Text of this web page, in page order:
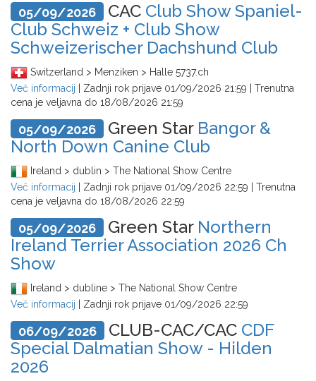
05/09/2026 CAC Club Show Spaniel-
Club Schweiz + Club Show
Schweizerischer Dachshund Club
Switzerland > Menziken > Halle 5737.ch
Več informacij
| Zadnji rok prijave 01/09/2026 21:59
| Trenutna
cena je veljavna do 18/08/2026 21:59
05/09/2026 Green Star Bangor &
North Down Canine Club
Ireland > dublin > The National Show Centre
Več informacij
| Zadnji rok prijave 01/09/2026 22:59
| Trenutna
cena je veljavna do 18/08/2026 22:59
05/09/2026 Green Star Northern
Ireland Terrier Association 2026 Ch
Show
Ireland > dubline > The National Show Centre
Več informacij
| Zadnji rok prijave 01/09/2026 22:59
06/09/2026 CLUB-CAC/CAC CDF
Special Dalmatian Show - Hilden
2026